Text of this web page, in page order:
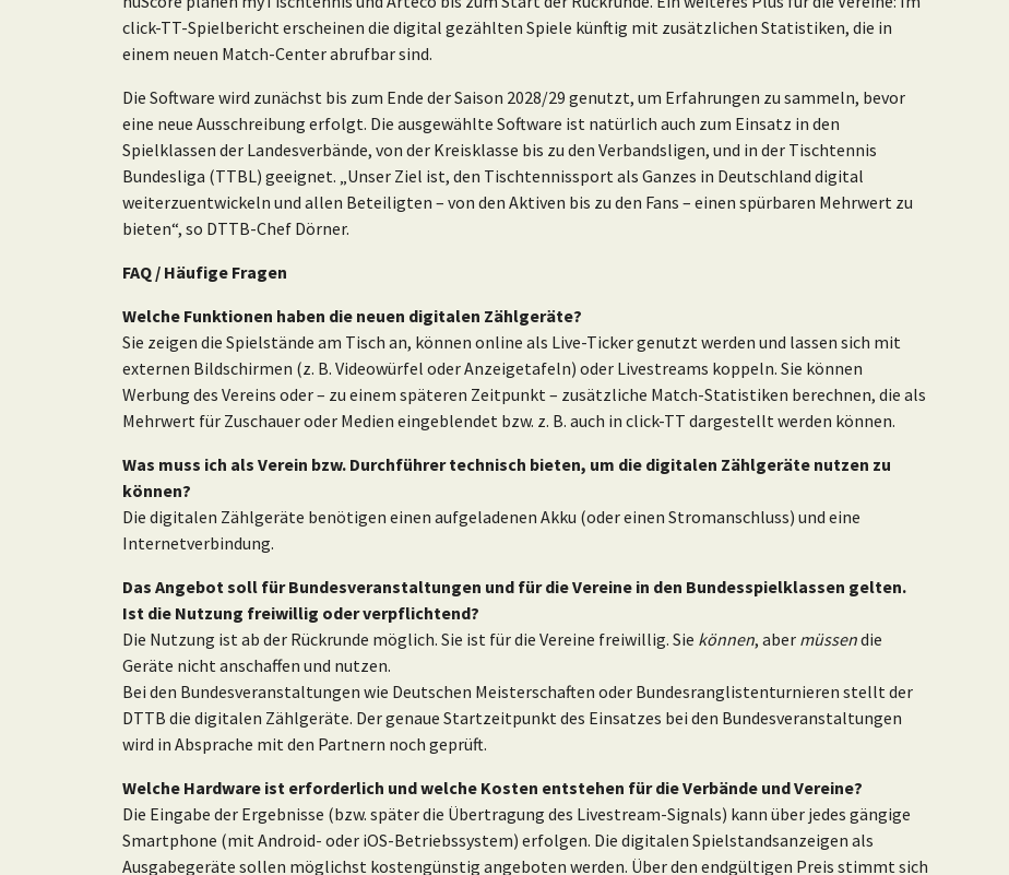
click-TT-Spielbericht erscheinen die digital gezählten Spiele künftig mit zusätzlichen Statistiken, die in
einem neuen Match-Center abrufbar sind.
Die Software wird zunächst bis zum Ende der Saison 2028/29 genutzt, um Erfahrungen zu sammeln, bevor
eine neue Ausschreibung erfolgt. Die ausgewählte Software ist natürlich auch zum Einsatz in den
Spielklassen der Landesverbände, von der Kreisklasse bis zu den Verbandsligen, und in der Tischtennis
Bundesliga (TTBL) geeignet. „Unser Ziel ist, den Tischtennissport als Ganzes in Deutschland digital
weiterzuentwickeln und allen Beteiligten – von den Aktiven bis zu den Fans – einen spürbaren Mehrwert zu
bieten“, so DTTB-Chef Dörner.
FAQ / Häufige Fragen
Welche Funktionen haben die neuen digitalen Zählgeräte?
Sie zeigen die Spielstände am Tisch an, können online als Live-Ticker genutzt werden und lassen sich mit
externen Bildschirmen (z. B. Videowürfel oder Anzeigetafeln) oder Livestreams koppeln. Sie können
Werbung des Vereins oder – zu einem späteren Zeitpunkt – zusätzliche Match-Statistiken berechnen, die als
Mehrwert für Zuschauer oder Medien eingeblendet bzw. z. B. auch in click-TT dargestellt werden können.
Was muss ich als Verein bzw. Durchführer technisch bieten, um die digitalen Zählgeräte nutzen zu
können?
Die digitalen Zählgeräte benötigen einen aufgeladenen Akku (oder einen Stromanschluss) und eine
Internetverbindung.
Das Angebot soll für Bundesveranstaltungen und für die Vereine in den Bundesspielklassen gelten.
Ist die Nutzung freiwillig oder verpflichtend?
Die Nutzung ist ab der Rückrunde möglich. Sie ist für die Vereine freiwillig. Sie können, aber müssendie
Geräte nicht anschaffen und nutzen.
Bei den Bundesveranstaltungen wie Deutschen Meisterschaften oder Bundesranglistenturnieren stellt der
DTTB die digitalen Zählgeräte. Der genaue Startzeitpunkt des Einsatzes bei den Bundesveranstaltungen
wird in Absprache mit den Partnern noch geprüft.
Welche Hardware ist erforderlich und welche Kosten entstehen für die Verbände und Vereine?
Die Eingabe der Ergebnisse (bzw. später die Übertragung des Livestream-Signals) kann über jedes gängige
Smartphone (mit Android- oder iOS-Betriebssystem) erfolgen. Die digitalen Spielstandsanzeigen als
Ausgabegeräte sollen möglichst kostengünstig angeboten werden. Über den endgültigen Preis stimmt sich